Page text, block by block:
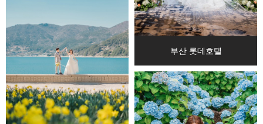
부산 롯데호텔